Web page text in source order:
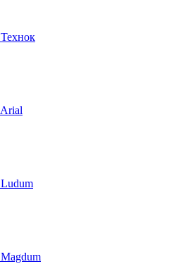
Технок
Arial
Ludum
Magdum